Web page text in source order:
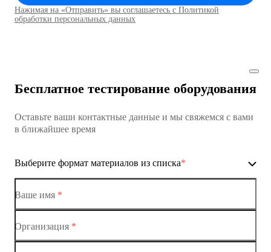
Коммутаторы доступа01
Коммутатор доступа MES1428
Коммутатор доступа MES1428
Коммутаторы доступа
Нажимая на «Отправить» вы соглашаетесь с Политикой
обработки персональных данных
Бесплатное тестирование оборудования
Оставьте ваши контактные данные и мы свяжемся с вами
в ближайшее время
Выберите формат материалов из списка*
Ethernet-коммутаторы
Ваше имя *
Организация *